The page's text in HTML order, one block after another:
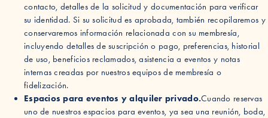
contacto, detalles de la solicitud y documentación para verificar
su identidad. Si su solicitud es aprobada, también recopilaremos y
conservaremos información relacionada con su membresía,
incluyendo detalles de suscripción o pago, preferencias, historial
de uso, beneficios reclamados, asistencia a eventos y notas
internas creadas por nuestros equipos de membresía o
fidelización.
Espacios para eventos y alquiler privado.Cuando reservas
uno de nuestros espacios para eventos, ya sea una reunión, boda,